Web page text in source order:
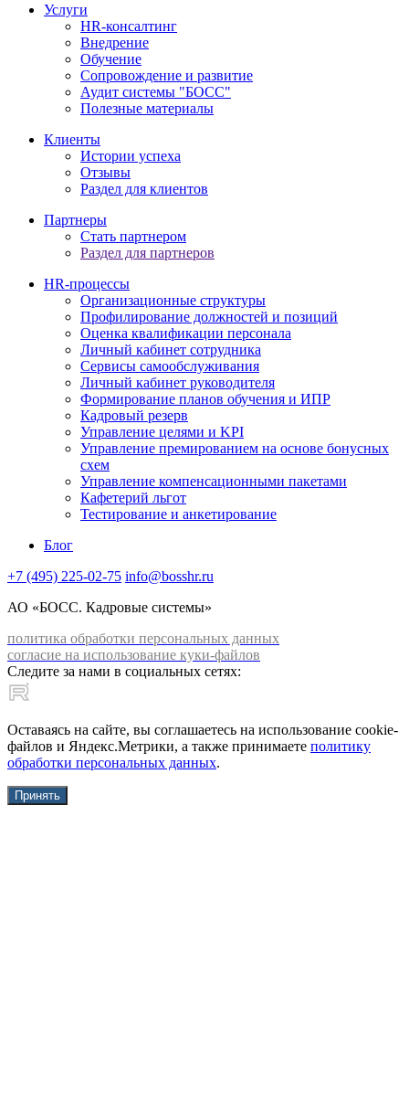
Услуги
HR-консалтинг
Внедрение
Обучение
Сопровождение и развитие
Аудит системы "БОСС"
Полезные материалы
Клиенты
Истории успеха
Отзывы
Раздел для клиентов
Партнеры
Стать партнером
Раздел для партнеров
HR-процессы
Организационные структуры
Профилирование должностей и позиций
Оценка квалификации персонала
Личный кабинет сотрудника
Сервисы самообслуживания
Личный кабинет руководителя
Формирование планов обучения и ИПР
Кадровый резерв
Управление целями и KPI
Управление премированием на основе бонусных
схем
Управление компенсационными пакетами
Кафетерий льгот
Тестирование и анкетирование
Блог
+7 (495) 225-02-75 info@bosshr.ru
АО «БОСС. Кадровые системы»
политика обработки персональных данных
согласие на использование куки-файлов
Следите за нами в социальных сетях:
Оставаясь на сайте, вы соглашаетесь на использование cookie-
файлов и Яндекс.Метрики, а также принимаете политику
обработки персональных данных.
Принять